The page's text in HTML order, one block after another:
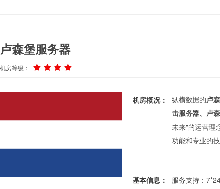
卢森堡服务器
机房等级：
机房概况： 纵横数据的卢
击服务器、卢
未来"的运营理
功能和专业的
基本信息： 服务支持：